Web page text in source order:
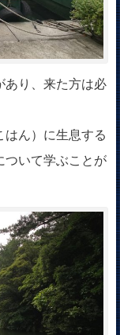
あり、来た方は必
はん）に生息する
ついて学ぶことが